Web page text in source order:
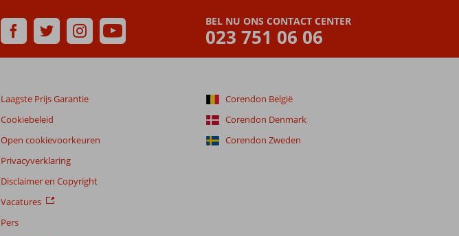
BEL NU ONS CONTACT CENTER
023 751 06 06
Laagste Prijs Garantie
Cookiebeleid
Open cookievoorkeuren
Privacyverklaring
Disclaimer en Copyright
Vacatures
Pers
Corendon België
Corendon Denmark
Corendon Zweden